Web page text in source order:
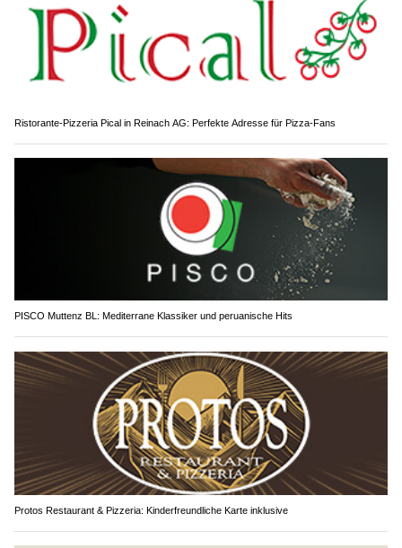
Ristorante-Pizzeria Pical in Reinach AG: Perfekte Adresse für Pizza-Fans
PISCO Muttenz BL: Mediterrane Klassiker und peruanische Hits
Protos Restaurant & Pizzeria: Kinderfreundliche Karte inklusive